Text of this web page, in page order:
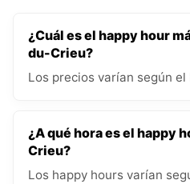
¿Cuál es el happy hour
du-Crieu?
Los precios varían según
¿A qué hora es el happy
Crieu?
Los happy hours varían